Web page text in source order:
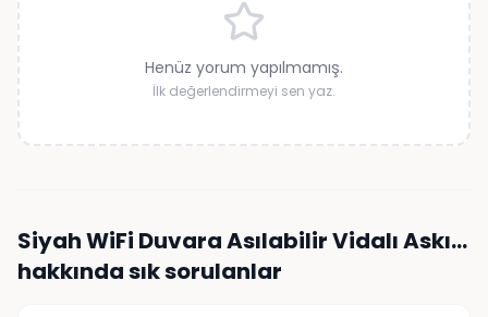
Henüz yorum yapılmamış.
İlk değerlendirmeyi sen yaz.
Siyah WiFi Duvara Asılabilir Vidalı Askı…
hakkında sık sorulanlar